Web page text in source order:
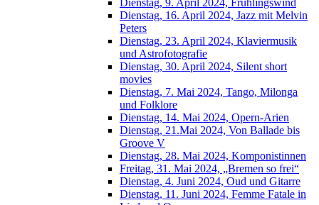
Dienstag, 16. April 2024, Jazz mit Melvin
Peters
Dienstag, 23. April 2024, Klaviermusik
und Astrofotografie
Dienstag, 30. April 2024, Silent short
movies
Dienstag, 7. Mai 2024, Tango, Milonga
und Folklore
Dienstag, 14. Mai 2024, Opern-Arien
Dienstag, 21.Mai 2024, Von Ballade bis
Groove V
Dienstag, 28. Mai 2024, Komponistinnen
Freitag, 31. Mai 2024, „Bremen so frei“
Dienstag, 4. Juni 2024, Oud und Gitarre
Dienstag, 11. Juni 2024, Femme Fatale in